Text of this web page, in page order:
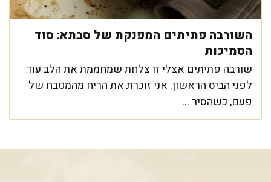
השורבה פתיתים המפנקת של סבתא: סוד
הסמיכות
שורבה פתיתים אצלי זו צלחת שמחממת את הלב עוד
לפני הביס הראשון. אני זוכרת את הריח מהמטבח של
פעם, כשהסיר ...